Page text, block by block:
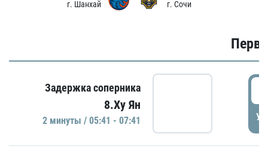
г. Шанхай
г. Сочи
Задержка соперника
8.Ху Ян
2 минуты / 05:41 - 07:41